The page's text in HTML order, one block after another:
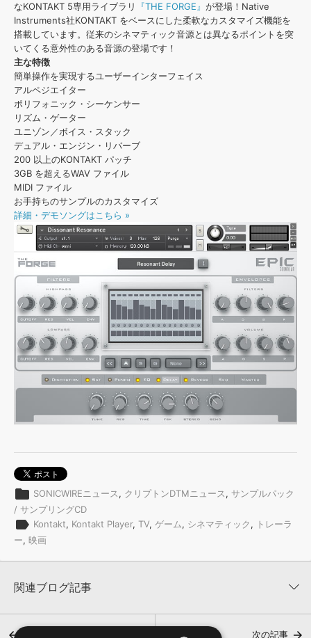
効果音 »
BGM »
お問い合わせ » 無償のサウンド 管理ソフト
次世代型
APS
SLS
なKONTAKT 5専用ライブラリ
『THE FORGE』 が登場！Native
Instruments社KONTAKT をベースにした柔軟なカスタマイズ機能を
搭載しています。従来のシネマティック音源とは異なるポイントを突
いてくる意外性のある音源の登場です！
主な特徴
簡単操作を実現するユーザーインターフェイス
アルペジエイター
ポリフォニック・シーケンサー
リズム・ゲーター
ユニゾン／ボイス・スタック
デュアル・エンジン・リバーブ
200 以上のKONTAKT パッチ
3GB を超えるWAV ファイル
MIDI ファイル
お手持ちのサンプルのカスタマイズ
詳細・デモソングはこちら »
folder SONICWIREニュース, クリプトンDTMニュース, サンプルパック
/ サンプリングCD
label Kontakt, Kontakt Player, TV, ゲーム, シネマティック,
トレーラ
ー, 映画
関連ブログ記事
次の記事